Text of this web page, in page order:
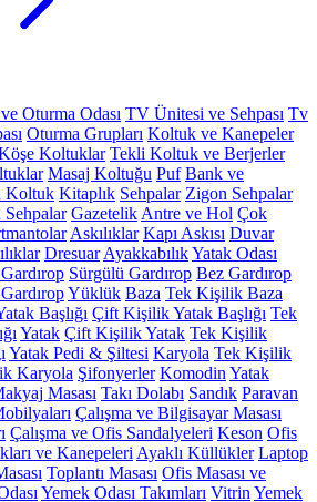
Oturma Odası TV Ünitesi ve Sehpası Tv
Oturma Grupları Koltuk ve Kanepeler
Koltuklar Tekli Koltuk ve Berjerler
Masaj Koltuğu Puf Bank ve
Koltuk Kitaplık Sehpalar Zigon Sehpalar
Sehpalar Gazetelik Antre ve Hol Çok
Askılıklar Kapı Askısı Duvar
Dresuar AyakkabılıkYatak Odası
Sürgülü Gardırop Bez Gardırop
Yüklük Baza Tek Kişilik Baza
Başlığı Çift Kişilik Yatak Başlığı Tek
Yatak Çift Kişilik Yatak Tek Kişilik
Yatak Pedi & Şiltesi Karyola Tek Kişilik
Karyola Şifonyerler Komodin Yatak
Masası Takı Dolabı Sandık Paravan
Çalışma ve Bilgisayar Masası
Çalışma ve Ofis Sandalyeleri Keson Ofis
ve Kanepeleri Ayaklı Küllükler Laptop
Toplantı Masası Ofis Masası ve
Yemek Odası Takımları Vitrin Yemek